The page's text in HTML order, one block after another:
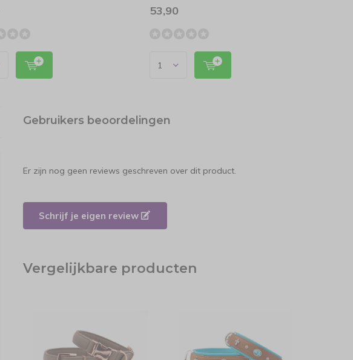
53,90
Gebruikers beoordelingen
Er zijn nog geen reviews geschreven over dit product.
Schrijf je eigen review
Vergelijkbare producten